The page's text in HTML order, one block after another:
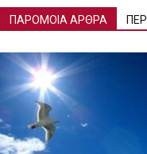
ΠΑΡΟΜΟΙΑ ΑΡΘΡΑ